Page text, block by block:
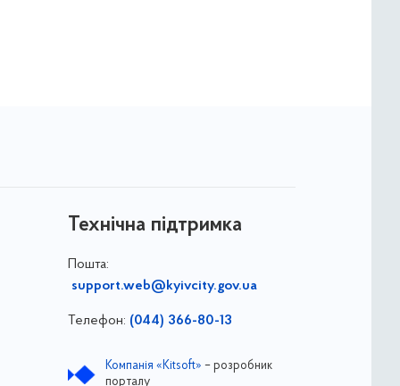
Технічна підтримка
Пошта:
support.web@kyivcity.gov.ua
Телефон: (044) 366-80-13
Компанія «Kitsoft» – розробник
порталу